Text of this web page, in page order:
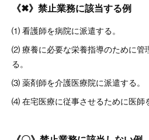
《✖》禁止業務に該当する例
⑴ 看護師を病院に派遣する。
⑵ 療養に必要な栄養指導のために管
る。
⑶ 薬剤師を介護医療院に派遣する。
⑷ 在宅医療に従事させるために医師